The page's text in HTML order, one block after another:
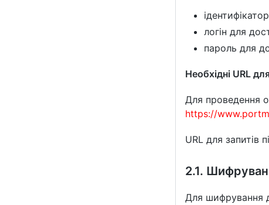
логін для
пароль для
Необхідні URL
Для проведення
https://
URL для запитів
2.1.
Для шифрування